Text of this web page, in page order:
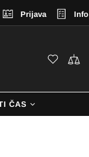
Prijava Info
ČAS